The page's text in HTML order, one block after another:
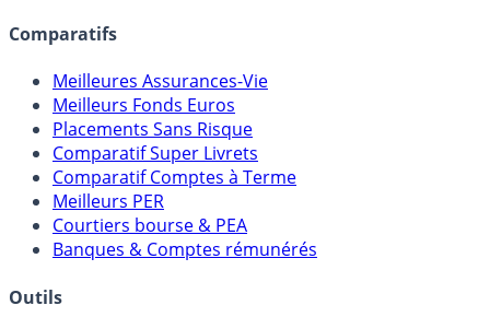
Comparatifs
Meilleures Assurances-Vie
Meilleurs Fonds Euros
Placements Sans Risque
Comparatif Super Livrets
Comparatif Comptes à Terme
Meilleurs PER
Courtiers bourse & PEA
Banques & Comptes rémunérés
Outils